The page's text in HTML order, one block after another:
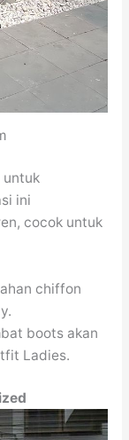
untuk
ini
cocok untuk
chiffon
boots akan
Ladies.